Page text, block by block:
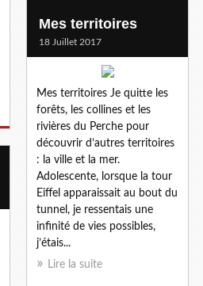
Mes territoires
18 Juillet 2017
Mes territoires Je quitte les
forêts, les collines et les
rivières du Perche pour
découvrir d’autres territoires
: la ville et la mer.
Adolescente, lorsque la tour
Eiffel apparaissait au bout du
tunnel, je ressentais une
infinité de vies possibles,
j’étais...
Lire la suite